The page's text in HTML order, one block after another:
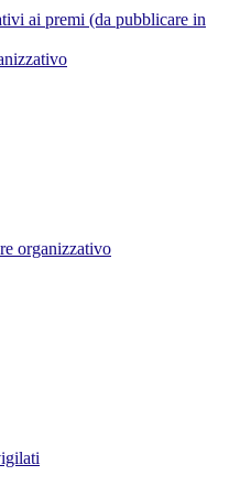
ai premi (da pubblicare in
organizzativo